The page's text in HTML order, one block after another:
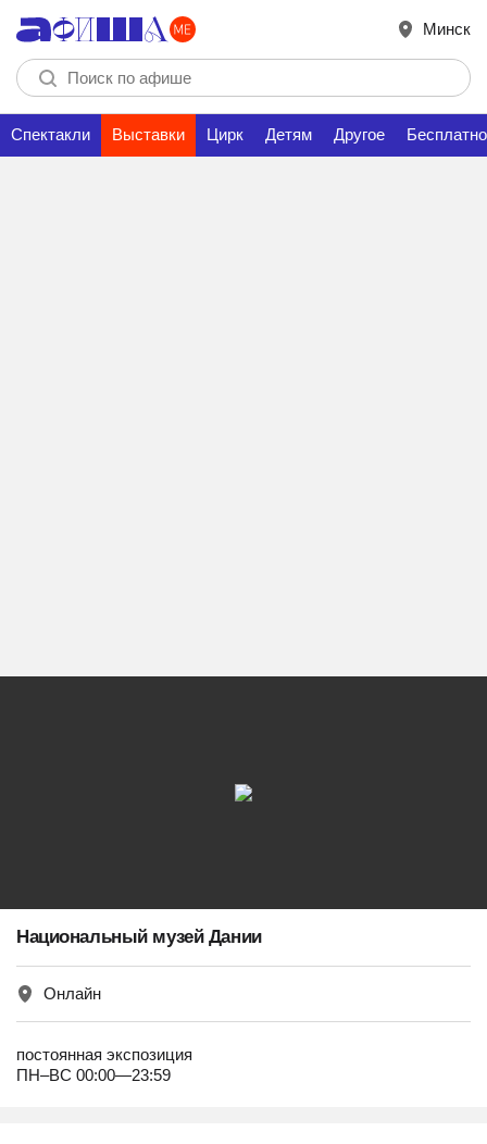
Минск
Спектакли Выставки Цирк Детям Другое Бесплатно
Национальный музей Дании
Онлайн
постоянная экспозиция
ПН–ВС 00:00—23:59